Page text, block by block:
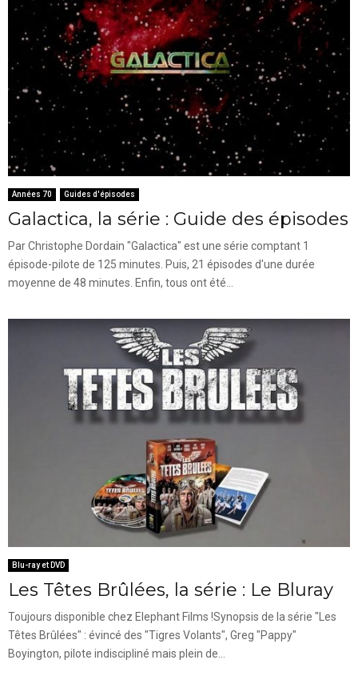
Années 70 Guides d'épisodes
Galactica, la série : Guide des épisodes
Par Christophe Dordain "Galactica" est une série comptant 1
épisode-pilote de 125 minutes. Puis, 21 épisodes d'une durée
moyenne de 48 minutes. Enfin, tous ont été...
Blu-ray et DVD
Les Têtes Brûlées, la série : Le Bluray
Toujours disponible chez Elephant Films !Synopsis de la série "Les
Têtes Brûlées" : évincé des "Tigres Volants", Greg "Pappy"
Boyington, pilote indiscipliné mais plein de...